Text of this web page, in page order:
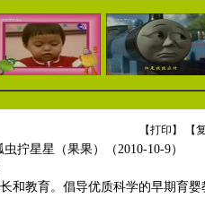
【打印 】 【
拧星星（果果）（2010-10-9）
和教育。倡导优质科学的早期育婴